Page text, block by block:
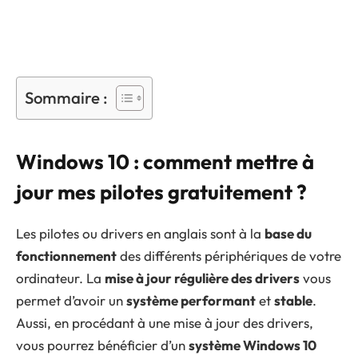
Sommaire :
Windows 10 : comment mettre à
jour mes pilotes gratuitement ?
Les pilotes ou drivers en anglais sont à la base du
fonctionnementdes différents périphériques de votre
ordinateur. La mise à jour régulière des driversvous
permet d’avoir unsystème performantetstable.
Aussi, en procédant à une mise à jour des drivers,
vous pourrez bénéficier d’unsystème Windows 10